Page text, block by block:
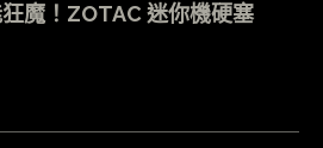
狂魔！ZOTAC 迷你機硬塞